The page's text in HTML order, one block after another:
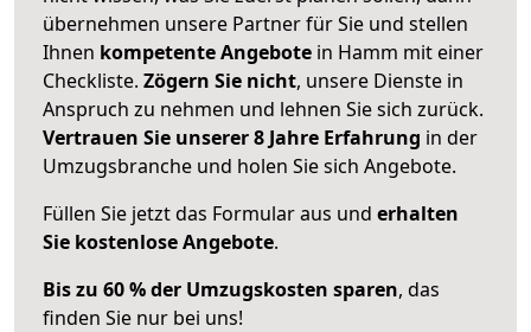
übernehmen unsere Partner für Sie und stellen
Ihnen kompetente Angebote in Hamm mit einer
Checkliste. Zögern Sie nicht, unsere Dienste in
Anspruch zu nehmen und lehnen Sie sich zurück.
Vertrauen Sie unserer 8 Jahre Erfahrung in der
Umzugsbranche und holen Sie sich Angebote.
Füllen Sie jetzt das Formular aus und erhalten
Sie kostenlose Angebote.
Bis zu 60 % der Umzugskosten sparen, das
finden Sie nur bei uns!